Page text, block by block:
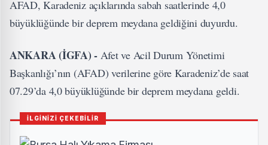
AFAD, Karadeniz açıklarında sabah saatlerinde 4,0
büyüklüğünde bir deprem meydana geldiğini duyurdu.
ANKARA (İGFA) - Afet ve Acil Durum Yönetimi
Başkanlığı’nın (AFAD) verilerine göre Karadeniz’de saat
07.29’da 4,0 büyüklüğünde bir deprem meydana geldi.
İLGİNİZİ ÇEKEBİLİR